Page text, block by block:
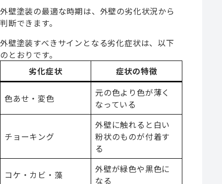
外壁塗装の最適な時期は、外壁の劣化状況から
判断できます。
外壁塗装すべきサインとなる劣化症状は、以下
のとおりです。
劣化症状
症状の特徴
色あせ・変色
元の色より色が薄く
なっている
チョーキング
外壁に触れると白い
粉状のものが付着す
る
コケ・カビ・藻
外壁が緑色や黒色に
なる